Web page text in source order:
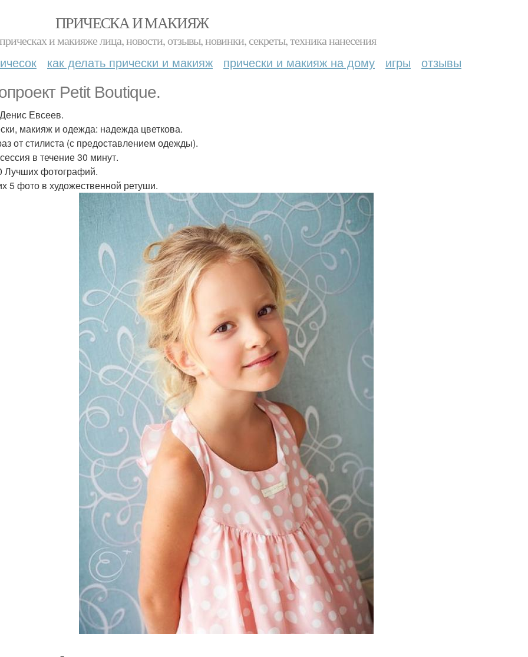
ПРИЧЕСКА И МАКИЯЖ
и макияже лица, новости, отзывы, новинки, секреты, техника нанесения
как делать прически и макияж прически и макияж на дому игры отзывы
Petit Boutique.
Евсеев.
макияж и одежда: надежда цветкова.
от стилиста (с предоставлением одежды).
в течение 30 минут.
Лучших фотографий.
5 фото в художественной ретуши.